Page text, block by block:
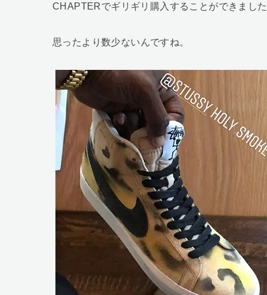
CHAPTERでギリギリ購入することができまし
思ったより数少ないんですね。